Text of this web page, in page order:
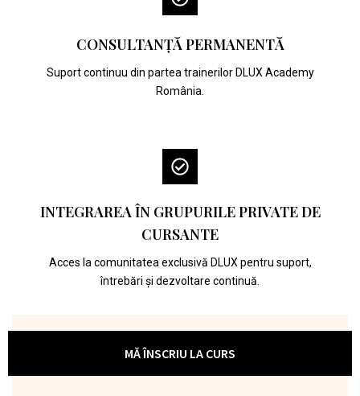
CONSULTANȚĂ PERMANENTĂ
Suport continuu din partea trainerilor DLUX Academy
România.
INTEGRAREA ÎN GRUPURILE PRIVATE DE
CURSANTE
Acces la comunitatea exclusivă DLUX pentru suport,
întrebări și dezvoltare continuă.
MĂ ÎNSCRIU LA CURS